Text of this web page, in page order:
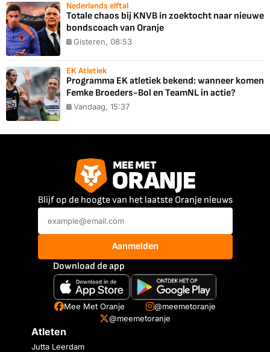
Nederlands elftal
Totale chaos bij KNVB in zoektocht naar nieuwe
bondscoach van Oranje
Gisteren, 08:53
EK Atletiek
Programma EK atletiek bekend: wanneer komen
Femke Broeders-Bol en TeamNL in actie?
Vandaag, 15:37
Blijf op de hoogte van het laatste Oranje nieuws
Aanmelden
Download de app
Mee Met Oranje
@meemetoranje
@meemetoranje
Atleten
Jutta Leerdam